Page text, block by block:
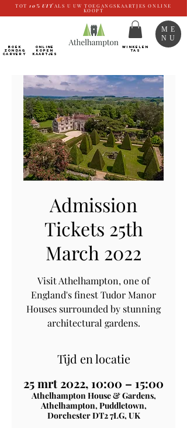
TOT 10% UIT ALS U UW TOEGANGSKAARTJES ONLINE
KOOPT
BOEK
ZONDAG
CARVERY
ONLINE
kopen
Kaartjes
WINKELEN
TAS
ME
NU
Admission
Tickets 25th
March 2022
Visit Athelhampton, one of
England's finest Tudor Manor
Houses surrounded by stunning
architectural gardens.
Tijd en locatie
25 mrt 2022, 10:00 – 15:00
Athelhampton House & Gardens,
Athelhampton, Puddletown,
Dorchester DT2 7LG, UK